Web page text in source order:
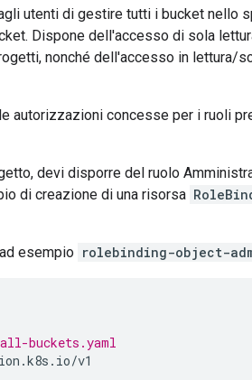
utenti di gestire tutti i bucket nello
Dispone dell'accesso di sola
nonché dell'accesso in lettura/
autorizzazioni concesse per i ruoli
devi disporre del ruolo
di creazione di una risorsa
esempio rolebinding-object-
buckets.yaml
v1